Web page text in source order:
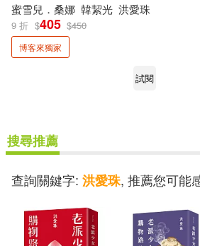
蜜雪兒．桑娜 韓絜光 洪愛珠
9 折 $405 $450
博客來獨家
試閱
搜尋推薦
查詢關鍵字: 洪愛珠, 推薦您可能